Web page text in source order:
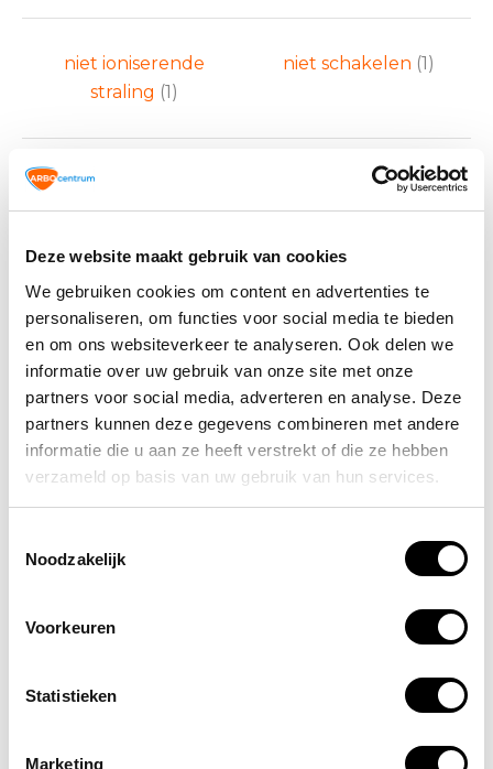
Deze website maakt gebruik van cookies
We gebruiken cookies om content en advertenties te
personaliseren, om functies voor social media te bieden
en om ons websiteverkeer te analyseren. Ook delen we
informatie over uw gebruik van onze site met onze
partners voor social media, adverteren en analyse. Deze
partners kunnen deze gegevens combineren met andere
informatie die u aan ze heeft verstrekt of die ze hebben
verzameld op basis van uw gebruik van hun services.
Noodzakelijk
Voorkeuren
Statistieken
Marketing
niet ioniserende
straling (1)
niet schakelen (1)
nooduitgang naar
rechts boven(1)
ontvlambare
stoffen(1)
oogdouche(1) oogspoeling(1)
physio control
lifepak cr2 batterij
(1)
physio control
lifepak elektroden
kind(1)
snel bewegend
werkstuk in de
sterk magnetisch
tegenaan leunen